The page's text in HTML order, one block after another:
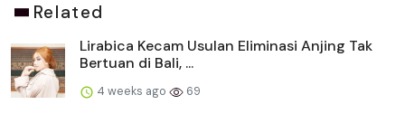
Related
Lirabica Kecam Usulan Eliminasi Anjing Tak
Bertuan di Bali, ...
4 weeks ago 69